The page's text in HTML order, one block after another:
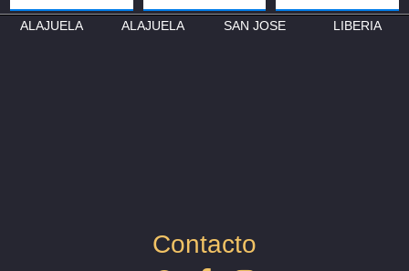
ALAJUELA ALAJUELA SAN JOSE LIBERIA
Contacto